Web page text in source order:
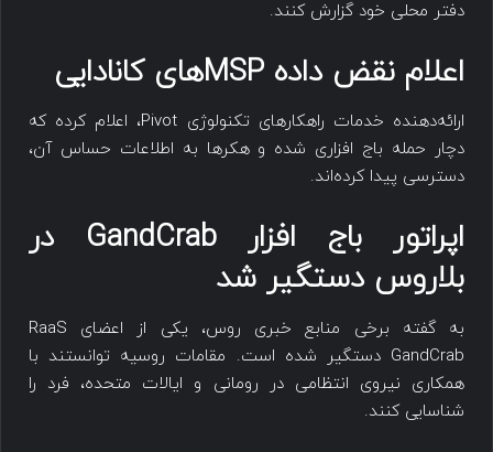
دفتر محلی خود گزارش کنند.
اعلام نقض داده MSPهای کانادایی
ارائه‌دهنده خدمات راهکارهای تکنولوژی Pivot، اعلام کرده که
دچار حمله باج افزاری شده و هکرها به اطلاعات حساس آن،
دسترسی پیدا کرده‌اند.
اپراتور باج افزار GandCrab در
بلاروس دستگیر شد
به گفته برخی منابع خبری روس، یکی از اعضای RaaS
GandCrab دستگیر شده است. مقامات روسیه توانستند با
همکاری نیروی انتظامی در رومانی و ایالات متحده، فرد را
شناسایی کنند.